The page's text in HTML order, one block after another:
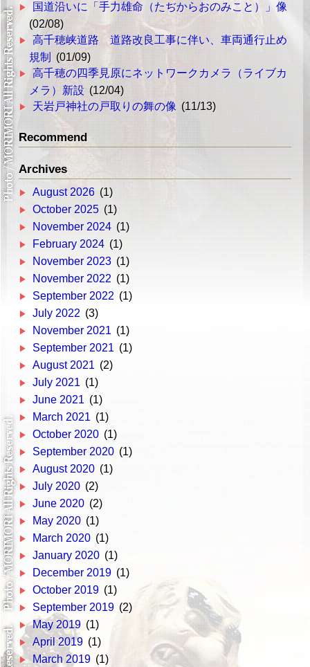
国道沿いに「手力雄命（たぢからおのみこと）」像
(02/08)
高千穂峡道路 道路改良工事に伴い、車両通行止め
規制
(01/09)
高千穂の四季見原にネットワークカメラ（ライブカ
メラ）新設 (12/04)
天岩戸神社の戸取りの舞の像 (11/13)
Recommend
Archives
August 2026 (1)
October 2025 (1)
November 2024 (1)
February 2024 (1)
November 2023 (1)
November 2022 (1)
September 2022 (1)
July 2022 (3)
November 2021 (1)
September 2021 (1)
August 2021 (2)
July 2021 (1)
June 2021 (1)
March 2021 (1)
October 2020 (1)
September 2020 (1)
August 2020 (1)
July 2020 (2)
June 2020 (2)
May 2020 (1)
March 2020 (1)
January 2020 (1)
December 2019 (1)
October 2019 (1)
September 2019 (2)
May 2019 (1)
April 2019 (1)
March 2019 (1)